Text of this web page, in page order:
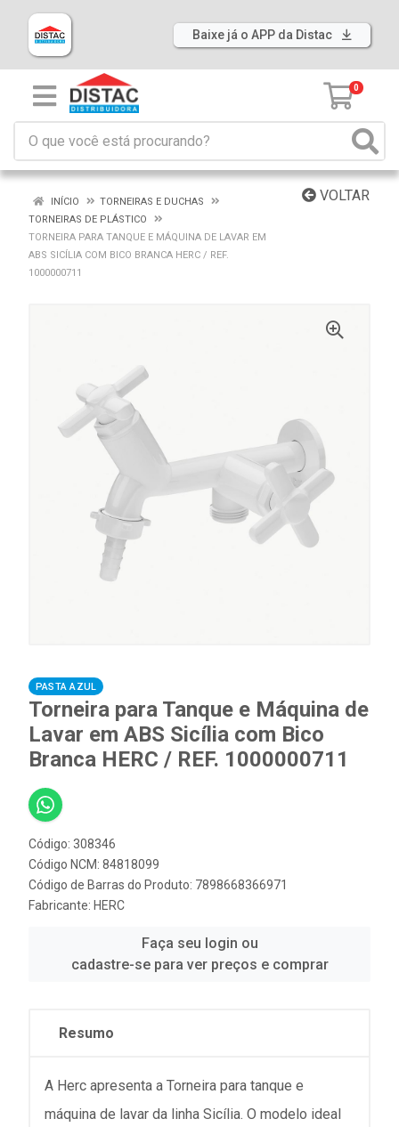
Baixe já o APP da Distac
0
VOLTAR
INÍCIO
TORNEIRAS E DUCHAS
TORNEIRAS DE PLÁSTICO
TORNEIRA PARA TANQUE E MÁQUINA DE LAVAR EM
ABS SICÍLIA COM BICO BRANCA HERC / REF.
1000000711
PASTA AZUL
Torneira para Tanque e Máquina de
Lavar em ABS Sicília com Bico
Branca HERC / REF. 1000000711
Código: 308346
Código NCM: 84818099
Código de Barras do Produto: 7898668366971
Fabricante: HERC
Faça seu login ou
cadastre-se para ver preços e comprar
Resumo
A Herc apresenta a Torneira para tanque e
máquina de lavar da linha Sicília. O modelo ideal